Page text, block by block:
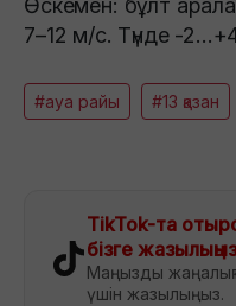
Өскемен: бұлт
7–12 м/с. Түнде -
#ауа райы #13 қазан
TikTok-та
бізге
Маңызды
үшін жазылыңыз.